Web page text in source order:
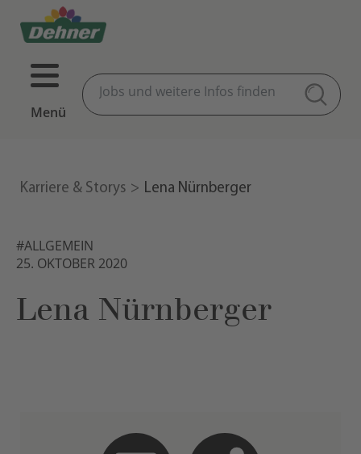
Menü
Karriere & Storys Lena Nürnberger
#ALLGEMEIN
25. OKTOBER 2020
Lena Nürnberger